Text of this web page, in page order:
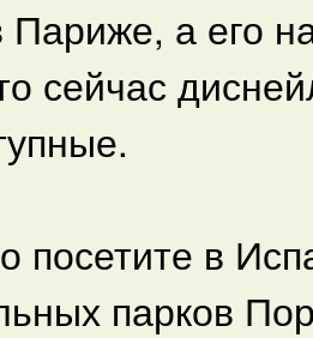
Париже, а его
сейчас
посетите в
парков